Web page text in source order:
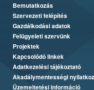
Bemutatkozás
Szervezeti felépítés
Gazdálkodási adatok
Felügyeleti szervünk
Projektek
Kapcsolódó linkek
Adatkezelési tájékoztató
Akadálymentességi
Üzemeltetési információ